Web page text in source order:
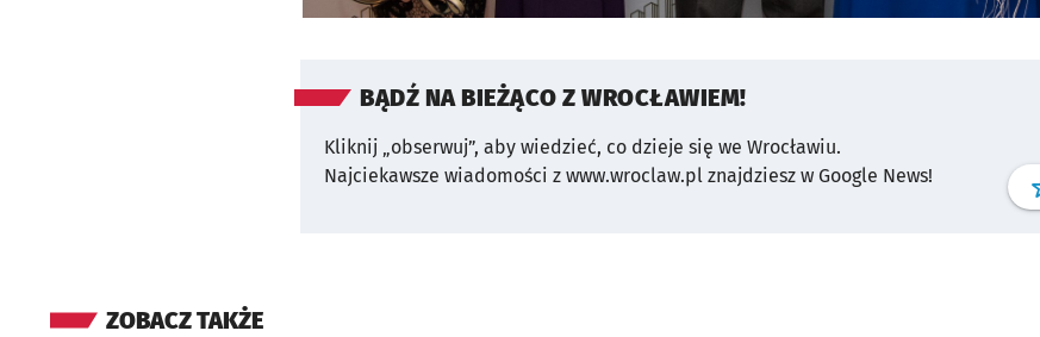
BĄDŹ NA BIEŻĄCO Z WROCŁAWIEM!
Kliknij „obserwuj”, aby wiedzieć, co dzieje się we Wrocławiu.
Najciekawsze wiadomości z www.wroclaw.pl znajdziesz w Google News!
ZOBACZ TAKŻE